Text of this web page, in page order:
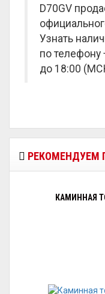
D70GV
Узнать
по телефону
до 18:00
РЕКОМЕНДУЕМ
КАМИННАЯ